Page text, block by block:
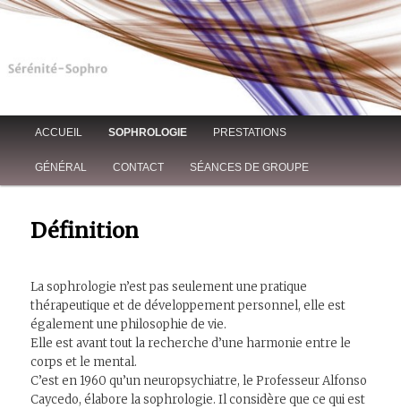
Sophrologue – Thionville,
Luxembourg-(57)- Gestion du
stress, Sommeil, Acouphènes,
Sandrine Staempfli-Autier: Séances de sophrologie individuelles et
collectives pour la gestion du stress, sommeil, préparation aux examens,
acouphènes, phobies, troubles des apprentissages, confiance en soi,
angoisse, anxiété, adultes, adolescents, enfants.
Main menu
Skip to primary content
Skip to secondary content
ACCUEIL SOPHROLOGIE PRESTATIONS
GÉNÉRAL CONTACT SÉANCES DE GROUPE
Définition
La sophrologie n’est pas seulement une pratique
thérapeutique et de développement personnel, elle est
également une philosophie de vie.
Elle est avant tout la recherche d’une harmonie entre le
corps et le mental.
C’est en 1960 qu’un neuropsychiatre, le Professeur Alfonso
Caycedo, élabore la sophrologie. Il considère que ce qui est